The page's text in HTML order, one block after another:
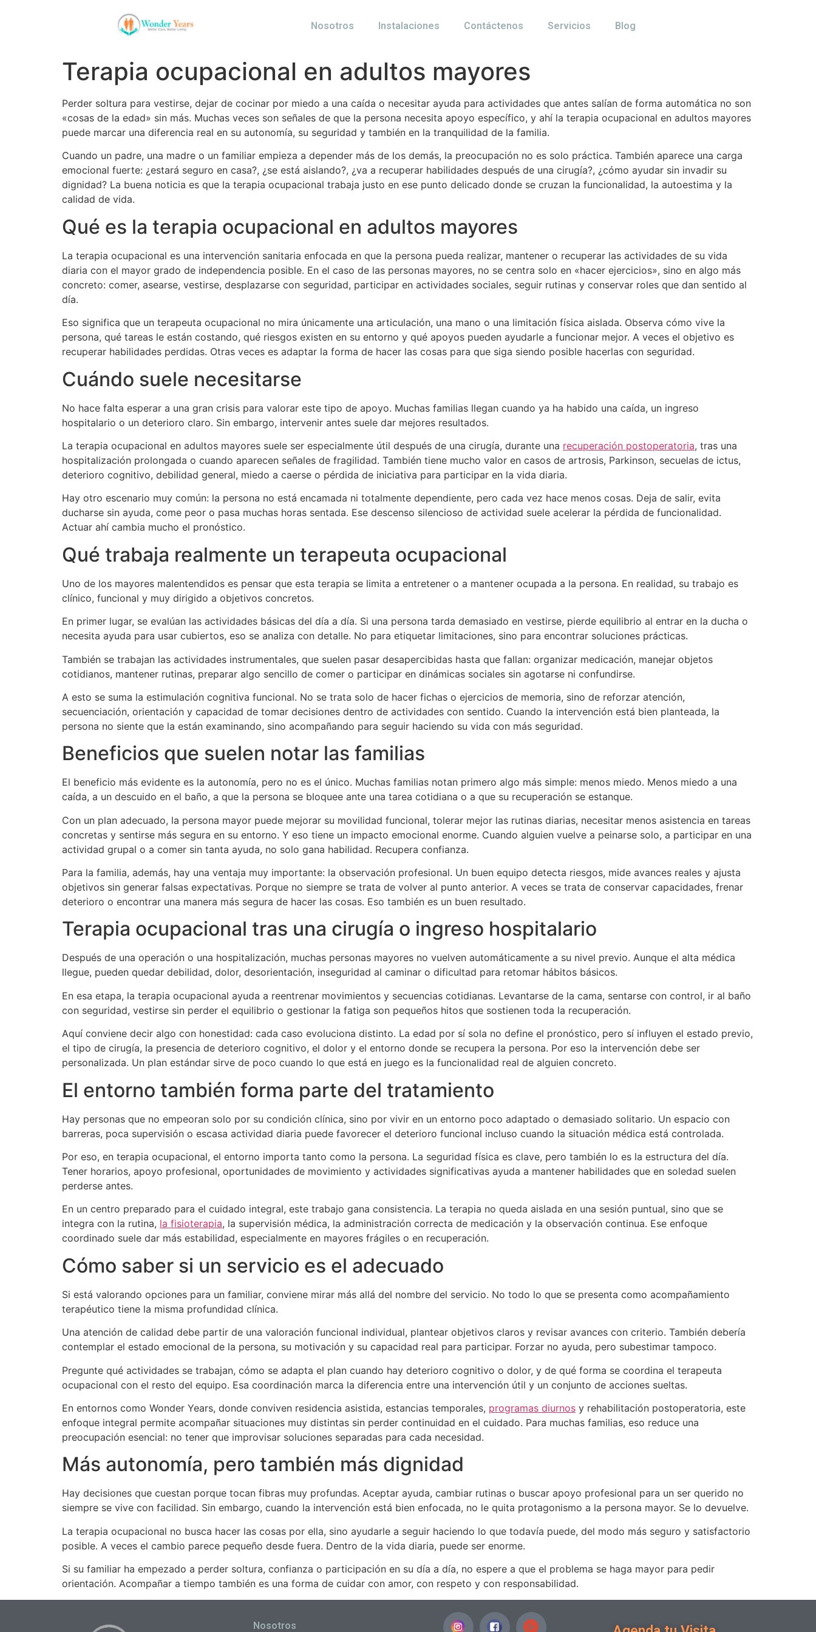
Nosotros Instalaciones Contáctenos Servicios Blog
Terapia ocupacional en adultos mayores
Perder soltura para vestirse, dejar de cocinar por miedo a una caída o necesitar ayuda para actividades que antes salían de forma automática no son
«cosas de la edad» sin más. Muchas veces son señales de que la persona necesita apoyo específico, y ahí la terapia ocupacional en adultos mayores
puede marcar una diferencia real en su autonomía, su seguridad y también en la tranquilidad de la familia.
Cuando un padre, una madre o un familiar empieza a depender más de los demás, la preocupación no es solo práctica. También aparece una carga
emocional fuerte: ¿estará seguro en casa?, ¿se está aislando?, ¿va a recuperar habilidades después de una cirugía?, ¿cómo ayudar sin invadir su
dignidad? La buena noticia es que la terapia ocupacional trabaja justo en ese punto delicado donde se cruzan la funcionalidad, la autoestima y la
calidad de vida.
Qué es la terapia ocupacional en adultos mayores
La terapia ocupacional es una intervención sanitaria enfocada en que la persona pueda realizar, mantener o recuperar las actividades de su vida
diaria con el mayor grado de independencia posible. En el caso de las personas mayores, no se centra solo en «hacer ejercicios», sino en algo más
concreto: comer, asearse, vestirse, desplazarse con seguridad, participar en actividades sociales, seguir rutinas y conservar roles que dan sentido al
día.
Eso significa que un terapeuta ocupacional no mira únicamente una articulación, una mano o una limitación física aislada. Observa cómo vive la
persona, qué tareas le están costando, qué riesgos existen en su entorno y qué apoyos pueden ayudarle a funcionar mejor. A veces el objetivo es
recuperar habilidades perdidas. Otras veces es adaptar la forma de hacer las cosas para que siga siendo posible hacerlas con seguridad.
Cuándo suele necesitarse
No hace falta esperar a una gran crisis para valorar este tipo de apoyo. Muchas familias llegan cuando ya ha habido una caída, un ingreso
hospitalario o un deterioro claro. Sin embargo, intervenir antes suele dar mejores resultados.
La terapia ocupacional en adultos mayores suele ser especialmente útil después de una cirugía, durante una recuperación postoperatoria, tras una
hospitalización prolongada o cuando aparecen señales de fragilidad. También tiene mucho valor en casos de artrosis, Parkinson, secuelas de ictus,
deterioro cognitivo, debilidad general, miedo a caerse o pérdida de iniciativa para participar en la vida diaria.
Hay otro escenario muy común: la persona no está encamada ni totalmente dependiente, pero cada vez hace menos cosas. Deja de salir, evita
ducharse sin ayuda, come peor o pasa muchas horas sentada. Ese descenso silencioso de actividad suele acelerar la pérdida de funcionalidad.
Actuar ahí cambia mucho el pronóstico.
Qué trabaja realmente un terapeuta ocupacional
Uno de los mayores malentendidos es pensar que esta terapia se limita a entretener o a mantener ocupada a la persona. En realidad, su trabajo es
clínico, funcional y muy dirigido a objetivos concretos.
En primer lugar, se evalúan las actividades básicas del día a día. Si una persona tarda demasiado en vestirse, pierde equilibrio al entrar en la ducha o
necesita ayuda para usar cubiertos, eso se analiza con detalle. No para etiquetar limitaciones, sino para encontrar soluciones prácticas.
También se trabajan las actividades instrumentales, que suelen pasar desapercibidas hasta que fallan: organizar medicación, manejar objetos
cotidianos, mantener rutinas, preparar algo sencillo de comer o participar en dinámicas sociales sin agotarse ni confundirse.
A esto se suma la estimulación cognitiva funcional. No se trata solo de hacer fichas o ejercicios de memoria, sino de reforzar atención,
secuenciación, orientación y capacidad de tomar decisiones dentro de actividades con sentido. Cuando la intervención está bien planteada, la
persona no siente que la están examinando, sino acompañando para seguir haciendo su vida con más seguridad.
Beneficios que suelen notar las familias
El beneficio más evidente es la autonomía, pero no es el único. Muchas familias notan primero algo más simple: menos miedo. Menos miedo a una
caída, a un descuido en el baño, a que la persona se bloquee ante una tarea cotidiana o a que su recuperación se estanque.
Con un plan adecuado, la persona mayor puede mejorar su movilidad funcional, tolerar mejor las rutinas diarias, necesitar menos asistencia en tareas
concretas y sentirse más segura en su entorno. Y eso tiene un impacto emocional enorme. Cuando alguien vuelve a peinarse solo, a participar en una
actividad grupal o a comer sin tanta ayuda, no solo gana habilidad. Recupera confianza.
Para la familia, además, hay una ventaja muy importante: la observación profesional. Un buen equipo detecta riesgos, mide avances reales y ajusta
objetivos sin generar falsas expectativas. Porque no siempre se trata de volver al punto anterior. A veces se trata de conservar capacidades, frenar
deterioro o encontrar una manera más segura de hacer las cosas. Eso también es un buen resultado.
Terapia ocupacional tras una cirugía o ingreso hospitalario
Después de una operación o una hospitalización, muchas personas mayores no vuelven automáticamente a su nivel previo. Aunque el alta médica
llegue, pueden quedar debilidad, dolor, desorientación, inseguridad al caminar o dificultad para retomar hábitos básicos.
En esa etapa, la terapia ocupacional ayuda a reentrenar movimientos y secuencias cotidianas. Levantarse de la cama, sentarse con control, ir al baño
con seguridad, vestirse sin perder el equilibrio o gestionar la fatiga son pequeños hitos que sostienen toda la recuperación.
Aquí conviene decir algo con honestidad: cada caso evoluciona distinto. La edad por sí sola no define el pronóstico, pero sí influyen el estado previo,
el tipo de cirugía, la presencia de deterioro cognitivo, el dolor y el entorno donde se recupera la persona. Por eso la intervención debe ser
personalizada. Un plan estándar sirve de poco cuando lo que está en juego es la funcionalidad real de alguien concreto.
El entorno también forma parte del tratamiento
Hay personas que no empeoran solo por su condición clínica, sino por vivir en un entorno poco adaptado o demasiado solitario. Un espacio con
barreras, poca supervisión o escasa actividad diaria puede favorecer el deterioro funcional incluso cuando la situación médica está controlada.
Por eso, en terapia ocupacional, el entorno importa tanto como la persona. La seguridad física es clave, pero también lo es la estructura del día.
Tener horarios, apoyo profesional, oportunidades de movimiento y actividades significativas ayuda a mantener habilidades que en soledad suelen
perderse antes.
En un centro preparado para el cuidado integral, este trabajo gana consistencia. La terapia no queda aislada en una sesión puntual, sino que se
integra con la rutina, la fisioterapia, la supervisión médica, la administración correcta de medicación y la observación continua. Ese enfoque
coordinado suele dar más estabilidad, especialmente en mayores frágiles o en recuperación.
Cómo saber si un servicio es el adecuado
Si está valorando opciones para un familiar, conviene mirar más allá del nombre del servicio. No todo lo que se presenta como acompañamiento
terapéutico tiene la misma profundidad clínica.
Una atención de calidad debe partir de una valoración funcional individual, plantear objetivos claros y revisar avances con criterio. También debería
contemplar el estado emocional de la persona, su motivación y su capacidad real para participar. Forzar no ayuda, pero subestimar tampoco.
Pregunte qué actividades se trabajan, cómo se adapta el plan cuando hay deterioro cognitivo o dolor, y de qué forma se coordina el terapeuta
ocupacional con el resto del equipo. Esa coordinación marca la diferencia entre una intervención útil y un conjunto de acciones sueltas.
En entornos como Wonder Years, donde conviven residencia asistida, estancias temporales, programas diurnos y rehabilitación postoperatoria, este
enfoque integral permite acompañar situaciones muy distintas sin perder continuidad en el cuidado. Para muchas familias, eso reduce una
preocupación esencial: no tener que improvisar soluciones separadas para cada necesidad.
Más autonomía, pero también más dignidad
Hay decisiones que cuestan porque tocan fibras muy profundas. Aceptar ayuda, cambiar rutinas o buscar apoyo profesional para un ser querido no
siempre se vive con facilidad. Sin embargo, cuando la intervención está bien enfocada, no le quita protagonismo a la persona mayor. Se lo devuelve.
La terapia ocupacional no busca hacer las cosas por ella, sino ayudarle a seguir haciendo lo que todavía puede, del modo más seguro y satisfactorio
posible. A veces el cambio parece pequeño desde fuera. Dentro de la vida diaria, puede ser enorme.
Si su familiar ha empezado a perder soltura, confianza o participación en su día a día, no espere a que el problema se haga mayor para pedir
orientación. Acompañar a tiempo también es una forma de cuidar con amor, con respeto y con responsabilidad.
Nosotros